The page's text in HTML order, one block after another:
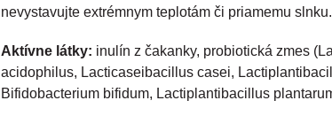
nevystavujte extrémnym teplotám či priamemu slnku.
Aktívne látky: inulín z čakanky, probiotická zmes
acidophilus, Lacticaseibacillus casei,
Bifidobacterium bifidum, Lactiplantibacillus